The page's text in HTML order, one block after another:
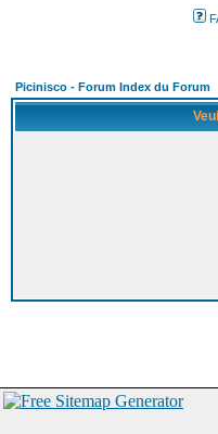
Picinisco - Forum Index du Forum